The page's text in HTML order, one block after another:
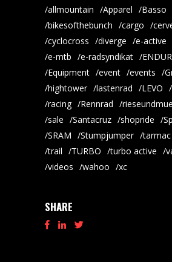
allmountain Apparel Basso
bikesofthebunch
cargo
cyclocross
diverge e-active
e-mtb
e-radsyndikat
Equipment
event events
hightower
lastenrad LEVO
racing
Rennrad
sale
Santacruz shopride
SRAM
Stumpjumper tarmac
trail
TURBO turbo active
videos
wahoo xc
SHARE